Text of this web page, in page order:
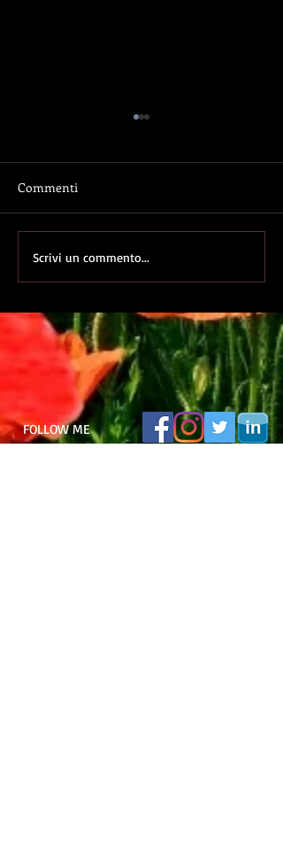
Anche io ho denunciato-
Scritti di cuore
Commenti
Scrivi un commento...
FOLLOW ME